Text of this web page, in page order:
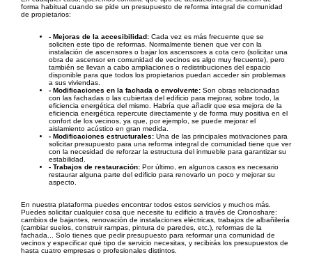
forma habitual cuando se pide un presupuesto de reforma integral de comunidad
de propietarios:
- Mejoras de la accesibilidad: Cada vez es más frecuente que se
soliciten este tipo de reformas. Normalmente tienen que ver con la
instalación de ascensores o bajar los ascensores a cota cero (solicitar una
obra de ascensor en comunidad de vecinos es algo muy frecuente), pero
también se llevan a cabo ampliaciones o redistribuciones del espacio
disponible para que todos los propietarios puedan acceder sin problemas
a sus viviendas.
- Modificaciones en la fachada o envolvente: Son obras relacionadas
con las fachadas o las cubiertas del edificio para mejorar, sobre todo, la
eficiencia energética del mismo. Habría que añadir que esa mejora de la
eficiencia energética repercute directamente y de forma muy positiva en el
confort de los vecinos, ya que, por ejemplo, se puede mejorar el
aislamiento acústico en gran medida.
- Modificaciones estructurales: Una de las principales motivaciones para
solicitar presupuesto para una reforma integral de comunidad tiene que ver
con la necesidad de reforzar la estructura del inmueble para garantizar su
estabilidad.
- Trabajos de restauración: Por último, en algunos casos es necesario
restaurar alguna parte del edificio para renovarlo un poco y mejorar su
aspecto.
En nuestra plataforma puedes encontrar todos estos servicios y muchos más.
Puedes solicitar cualquier cosa que necesite tu edificio a través de Cronoshare:
cambios de bajantes, renovación de instalaciones eléctricas, trabajos de albañilería
(cambiar suelos, construir rampas, pintura de paredes, etc.), reformas de la
fachada... Solo tienes que pedir presupuesto para reformar una comunidad de
vecinos y especificar qué tipo de servicio necesitas, y recibirás los presupuestos de
hasta cuatro empresas o profesionales distintos.